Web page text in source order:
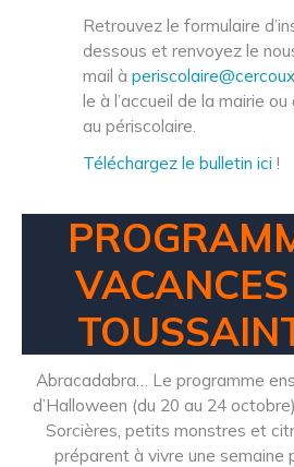
Retrouvez le formulaire
dessous et renvoyez le
mail à
le à l’accueil de la mairie
au périscolaire.
Téléchargez le bulletin ici !
Abracadabra… Le programme
d’Halloween (du 20 au 24
Sorcières, petits monstres et
préparent à vivre une semaine